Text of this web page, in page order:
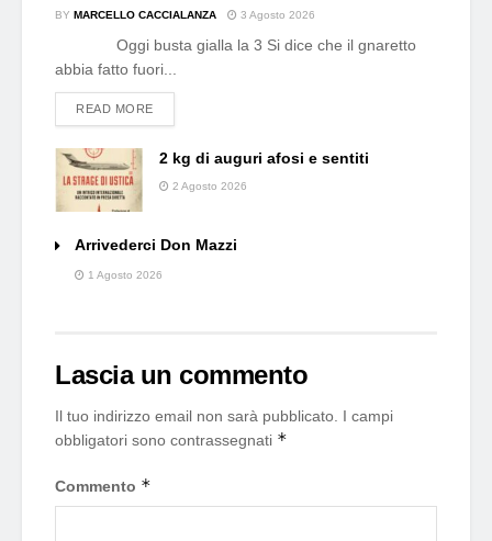
BY MARCELLO CACCIALANZA 3 Agosto 2026
Oggi busta gialla la 3 Si dice che il gnaretto
abbia fatto fuori...
READ MOREDETAILS
2 kg di auguri afosi e sentiti
2 Agosto 2026
Arrivederci Don Mazzi
1 Agosto 2026
Lascia un commento
Il tuo indirizzo email non sarà pubblicato. I campi
obbligatori sono contrassegnati *
Commento *